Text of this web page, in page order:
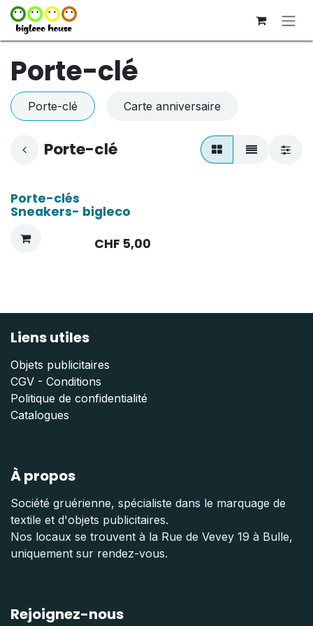
Se rendre au contenu
Porte-clé
Porte-clé Carte anniversaire
Porte-clé
Porte-clés
Sneakers- bigleco
CHF 5,00
Liens utiles
Objets publicitaires
CGV - Conditions
Politique de confidentialité
Catalogues
À propos
Société gruérienne, spécialiste dans le marquage de
textile et d'objets publicitaires.
Nos locaux se trouvent à la Rue de Vevey 19 à Bulle,
uniquement sur rendez-vous.
Rejoignez-nous